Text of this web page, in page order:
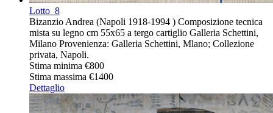
Lotto 8
Bizanzio Andrea (Napoli 1918-1994 ) Composizione tecnica
mista su legno cm 55x65 a tergo cartiglio Galleria Schettini,
Milano Provenienza: Galleria Schettini, Mlano; Collezione
privata, Napoli.
Stima minima €800
Stima massima €1400
Dettaglio